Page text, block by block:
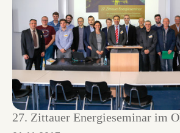
27. Zittauer Energieseminar im